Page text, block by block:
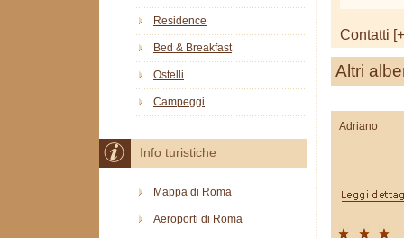
Contatti
Altri
Adriano
Residence
Bed & Breakfast
Ostelli
Campeggi
Info turistiche
Mappa di Roma
Aeroporti di Roma